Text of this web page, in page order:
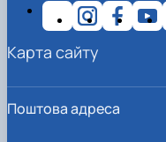
Поштова адреса
Карта сайту